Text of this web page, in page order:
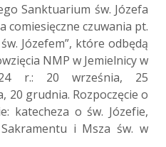
Sanktuarium św. Józefa
comiesięczne czuwania pt.
Józefem”, które odbędą
NMP w Jemielnicy w
r.: 20 września, 25
20 grudnia. Rozpoczęcie o
katecheza o św. Józefie,
i Msza św. w